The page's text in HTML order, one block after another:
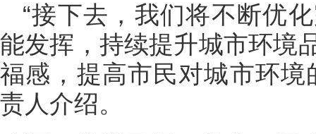
“接下去，我们将不断优
能发挥，持续提升城市环境
福感，提高市民对城市环境
责人介绍。